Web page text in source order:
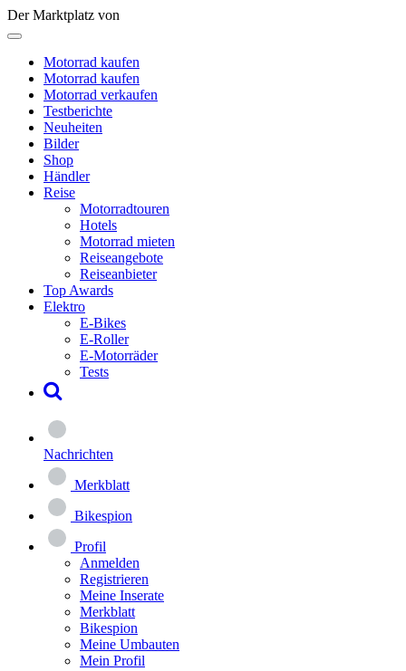
Der Marktplatz von
Motorrad kaufen
Motorrad kaufen
Motorrad verkaufen
Testberichte
Neuheiten
Bilder
Shop
Händler
Reise
Motorradtouren
Hotels
Motorrad mieten
Reiseangebote
Reiseanbieter
Top Awards
Elektro
E-Bikes
E-Roller
E-Motorräder
Tests
Nachrichten
Merkblatt
Bikespion
Profil
Anmelden
Registrieren
Meine Inserate
Merkblatt
Bikespion
Meine Umbauten
Mein Profil